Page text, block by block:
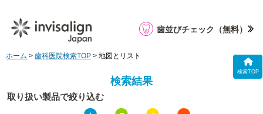
検索TOP
歯並びチェック （無料）
ホーム > 歯科医院検索TOP > 地図とリスト
検索結果
取り扱い製品で絞り込む